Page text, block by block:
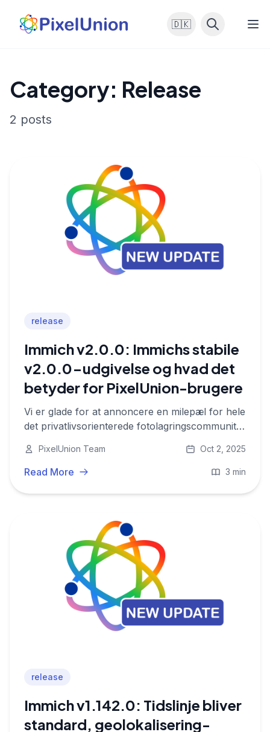
🇩🇰
Category: Release
2 posts
release
Immich v2.0.0: Immichs stabile
v2.0.0-udgivelse og hvad det
betyder for PixelUnion-brugere
Vi er glade for at annoncere en milepæl for hele
det privatlivsorienterede fotolagringscommunity.
version: v2.0.0.
PixelUnion Team Oct 2, 2025
Read More 3 min
release
Immich v1.142.0: Tidslinje bliver
standard, geolokalisering-